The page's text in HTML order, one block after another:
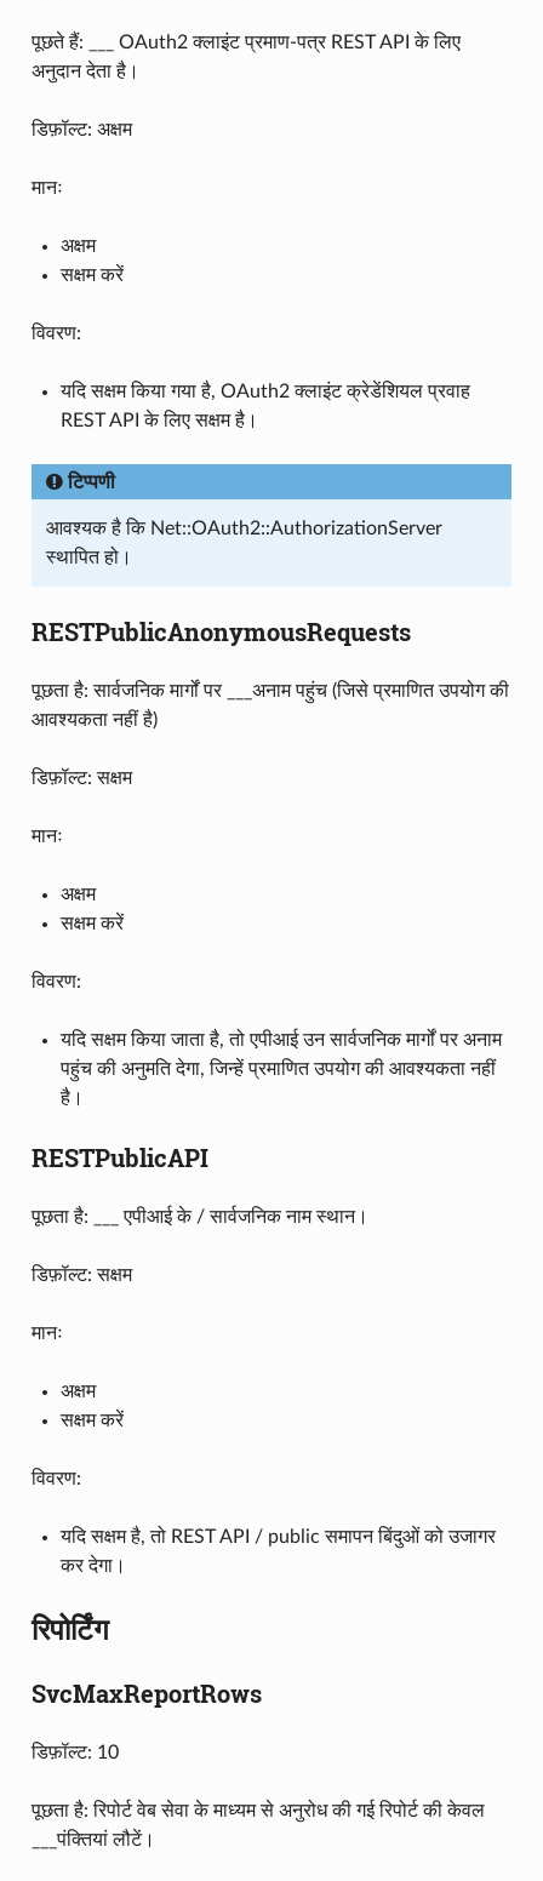
पूछते हैं: ___ OAuth2 क्लाइंट प्रमाण-पत्र REST API के लिए
अनुदान देता है।
डिफ़ॉल्ट: अक्षम
मानः
अक्षम
सक्षम करें
विवरण:
यदि सक्षम किया गया है, OAuth2 क्लाइंट क्रेडेंशियल प्रवाह
REST API के लिए सक्षम है।
टिप्पणी
आवश्यक है कि Net::OAuth2::AuthorizationServer
स्थापित हो।
RESTPublicAnonymousRequests
पूछता है: सार्वजनिक मार्गों पर ___अनाम पहुंच (जिसे प्रमाणित उपयोग की
आवश्यकता नहीं है)
डिफ़ॉल्ट: सक्षम
मानः
अक्षम
सक्षम करें
विवरण:
यदि सक्षम किया जाता है, तो एपीआई उन सार्वजनिक मार्गों पर अनाम
पहुंच की अनुमति देगा, जिन्हें प्रमाणित उपयोग की आवश्यकता नहीं
है।
RESTPublicAPI
पूछता है: ___ एपीआई के / सार्वजनिक नाम स्थान।
डिफ़ॉल्ट: सक्षम
मानः
अक्षम
सक्षम करें
विवरण:
यदि सक्षम है, तो REST API / public समापन बिंदुओं को उजागर
कर देगा।
रिपोर्टिंग
SvcMaxReportRows
डिफ़ॉल्ट: 10
पूछता है: रिपोर्ट वेब सेवा के माध्यम से अनुरोध की गई रिपोर्ट की केवल
___पंक्तियां लौटें।